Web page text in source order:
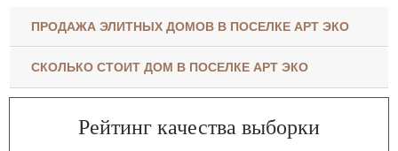
ПРОДАЖА ЭЛИТНЫХ ДОМОВ В ПОСЕЛКЕ АРТ ЭКО
СКОЛЬКО СТОИТ ДОМ В ПОСЕЛКЕ АРТ ЭКО
Рейтинг качества выборки